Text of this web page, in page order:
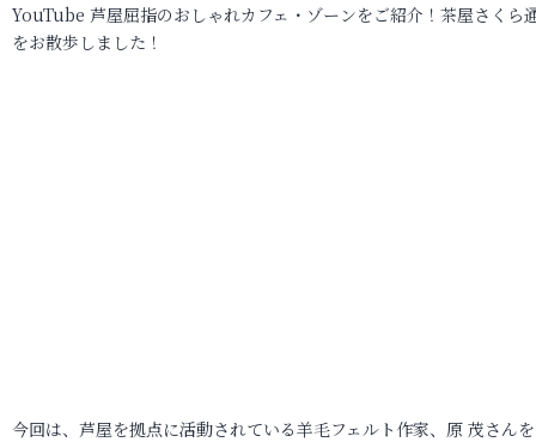
YouTube 芦屋屈指のおしゃれカフェ・ゾーンをご紹介！茶屋さくら
をお散歩しました！
今回は、芦屋を拠点に活動されている羊毛フェルト作家、原 茂さん